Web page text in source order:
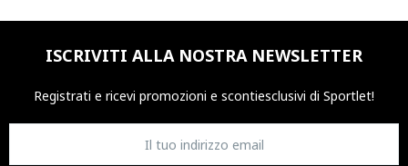
ISCRIVITI ALLA NOSTRA NEWSLETTER
Registrati e ricevi promozioni e scontiesclusivi di Sportlet!